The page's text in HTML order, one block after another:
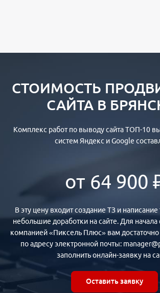
СТОИМОСТЬ
САЙТА В
Комплекс работ по выводу сайта ТОП-10
систем Яндекс и Google
от 64 900
В эту цену входит создание ТЗ и написание
небольшие доработки на сайте. Для начала
компанией «Пиксель Плюс» вам достаточно
по адресу электронной почты:
заполнить онлайн-заявку на
Оставить заявку